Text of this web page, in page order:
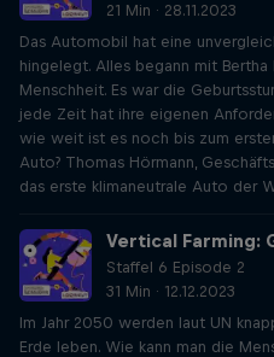
21 Min · 28.11.2023
Das Automobil hat eine
hingelegt. Alles begann mit
Menschheit. Es war die
jede Zeit hat ihre eigenen
wie weit ist es noch bis zum
Auto? Thomas Hörmann,
das erste klimaneutrale Auto der
Vertical Farming:
Staffel 6 Episode 2
31 Min · 12.12.2023
Im Jahr 2050 werden laut UN
Erde leben. Wie kann man die